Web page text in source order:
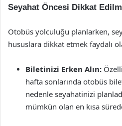
Seyahat Öncesi Dikkat
Otobüs yolculuğu planlarken,
hususlara dikkat etmek faydalı
Biletinizi Erken Alın:
hafta sonlarında otobüs
nedenle seyahatinizi
mümkün olan en kısa